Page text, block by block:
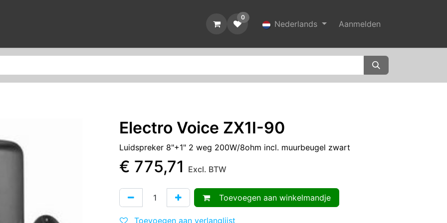
0
Nederlands Aanmelden
Electro Voice ZX1I-90
Luidspreker 8"+1" 2 weg 200W/8ohm incl. muurbeugel zwart
€ 775,71 Excl. BTW
Toevoegen aan winkelmandje
Toevoegen aan verlanglijst